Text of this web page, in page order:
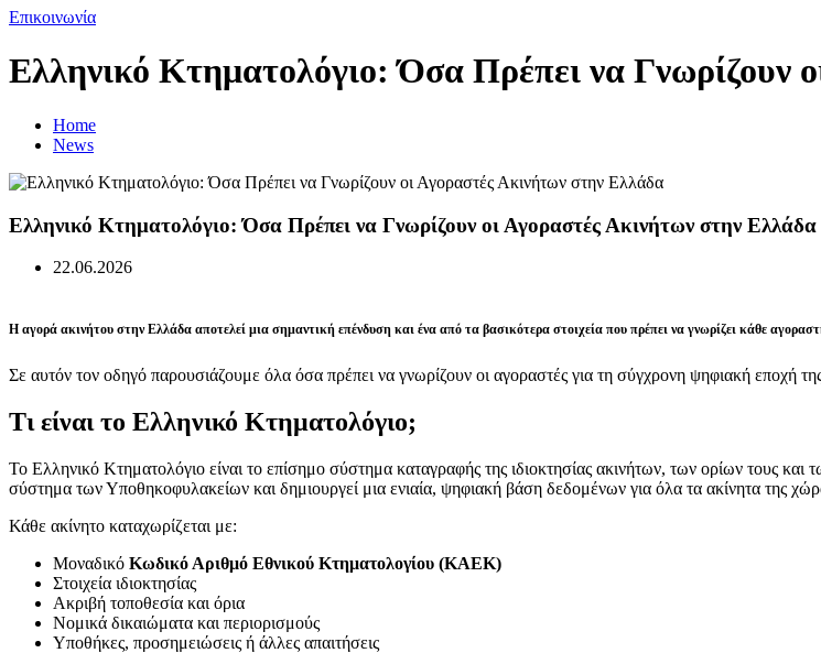
Επικοινωνία
Ελληνικό Κτηματολόγιο: Όσα Πρέπει να Γνωρίζουν
Home
News
Ελληνικό Κτηματολόγιο: Όσα Πρέπει να Γνωρίζουν οι Αγοραστές Ακινήτων στην Ελλάδα
22.06.2026
Η αγορά ακινήτου στην Ελλάδα αποτελεί μια σημαντική επένδυση και ένα από τα βασικότερα στοιχεία που πρέπει να γνωρίζει κάθε
Σε αυτόν τον οδηγό παρουσιάζουμε όλα όσα πρέπει να γνωρίζουν οι αγοραστές για τη σύγχρονη ψηφιακή εποχή
Τι είναι το Ελληνικό Κτηματολόγιο;
Το Ελληνικό Κτηματολόγιο είναι το επίσημο σύστημα καταγραφής της ιδιοκτησίας ακινήτων, των ορίων τους
σύστημα των Υποθηκοφυλακείων και δημιουργεί μια ενιαία, ψηφιακή βάση δεδομένων για όλα τα ακίνητα της
Κάθε ακίνητο καταχωρίζεται με:
Μοναδικό Κωδικό Αριθμό Εθνικού Κτηματολογίου (ΚΑΕΚ)
Στοιχεία ιδιοκτησίας
Ακριβή τοποθεσία και όρια
Νομικά δικαιώματα και περιορισμούς
Υποθήκες, προσημειώσεις ή άλλες απαιτήσεις